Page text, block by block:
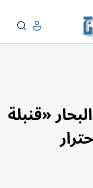
«قنبلة